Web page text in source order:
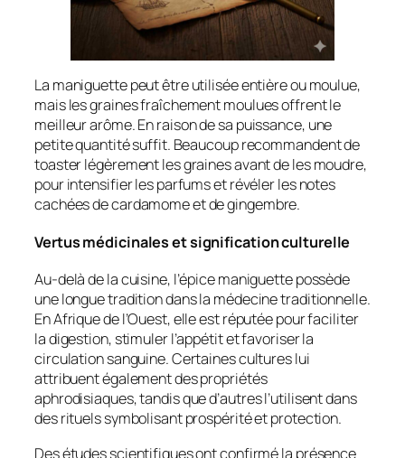
La maniguette peut être utilisée entière ou moulue,
mais les graines fraîchement moulues offrent le
meilleur arôme. En raison de sa puissance, une
petite quantité suffit. Beaucoup recommandent de
toaster légèrement les graines avant de les moudre,
pour intensifier les parfums et révéler les notes
cachées de cardamome et de gingembre.
Vertus médicinales et signification culturelle
Au-delà de la cuisine, l’épice maniguette possède
une longue tradition dans la médecine traditionnelle.
En Afrique de l’Ouest, elle est réputée pour faciliter
la digestion, stimuler l’appétit et favoriser la
circulation sanguine. Certaines cultures lui
attribuent également des propriétés
aphrodisiaques, tandis que d’autres l’utilisent dans
des rituels symbolisant prospérité et protection.
Des études scientifiques ont confirmé la présence